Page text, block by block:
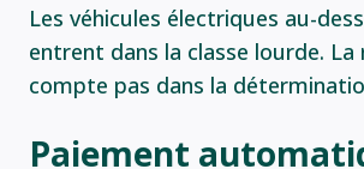
Les véhicules électriques au-
entrent dans la classe lourde. La
compte pas dans la
Paiement